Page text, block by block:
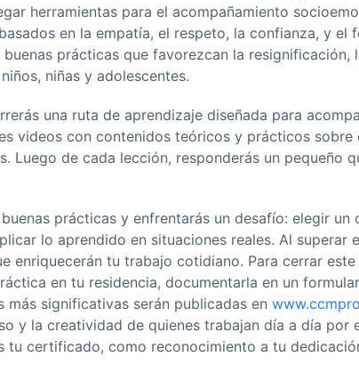
herramientas para el acompañamiento
en la empatía, el respeto, la confianza, y el
prácticas que favorezcan la resignificación,
niñas y adolescentes.
una ruta de aprendizaje diseñada para
videos con contenidos teóricos y prácticos sobre
Luego de cada lección, responderás un pequeño
prácticas y enfrentarás un desafío: elegir
lo aprendido en situaciones reales. Al superar
enriquecerán tu trabajo cotidiano. Para cerrar
en tu residencia, documentarla en un
más significativas serán publicadas en
y la creatividad de quienes trabajan día a día por
tu certificado, como reconocimiento a tu